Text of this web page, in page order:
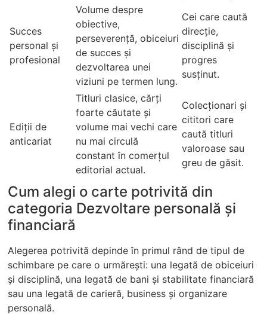
Succes
personal și
profesional
Volume despre
obiective,
perseverență, obiceiuri
de succes și
dezvoltarea unei
viziuni pe termen lung.
Cei care caută
direcție,
disciplină și
progres
susținut.
Ediții de
anticariat
Titluri clasice, cărți
foarte căutate și
volume mai vechi care
nu mai circulă
constant în comerțul
editorial actual.
Colecționari și
cititori care
caută titluri
valoroase sau
greu de găsit.
Cum alegi o carte potrivită din
categoria Dezvoltare personală şi
financiară
Alegerea potrivită depinde în primul rând de tipul de
schimbare pe care o urmărești: una legată de obiceiuri
și disciplină, una legată de bani și stabilitate financiară
sau una legată de carieră, business și organizare
personală.